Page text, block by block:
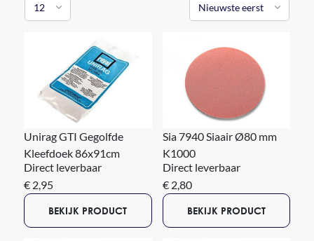
Unirag GTI Gegolfde
Kleefdoek 86x91cm
Direct leverbaar
€ 2,95
BEKIJK PRODUCT
Sia 7940 Siaair Ø80 mm
K1000
Direct leverbaar
€ 2,80
BEKIJK PRODUCT